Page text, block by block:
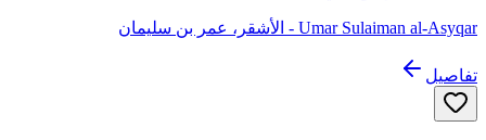
Umar Sulaiman al-Asyqar - الأشقر، عمر بن سليمان
تفاصيل